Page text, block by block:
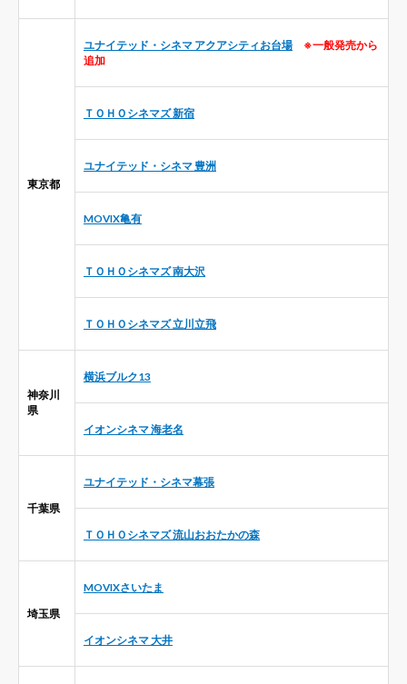
東京都
ユナイテッド・シネマ アクアシティお台場※一般発売から
追加
ＴＯＨＯシネマズ 新宿
ユナイテッド・シネマ 豊洲
MOVIX亀有
ＴＯＨＯシネマズ 南大沢
ＴＯＨＯシネマズ 立川立飛
神奈川
県
横浜ブルク13
イオンシネマ 海老名
千葉県
ユナイテッド・シネマ幕張
ＴＯＨＯシネマズ 流山おおたかの森
埼玉県
MOVIXさいたま
イオンシネマ 大井